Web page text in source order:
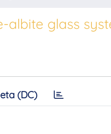
albite glass
(DC)